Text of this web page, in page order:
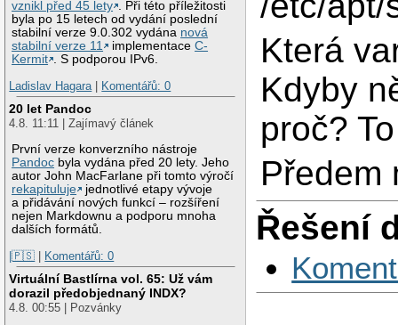
vznikl před 45 lety . Při této příležitosti
byla po 15 letech od vydání poslední
stabilní verze 9.0.302 vydána nová
stabilní verze 11
implementaceC-
Kermit . S podporou IPv6.
Ladislav Hagara | Komentářů: 0
20 let Pandoc
4.8. 11:11 | Zajímavý článek
První verze konverzního nástroje
Pandoc byla vydána před 20 lety. Jeho
autor John MacFarlane při tomto výročí
rekapituluje
jednotlivé etapy vývoje
a přidávání nových funkcí – rozšíření
nejen Markdownu a podporu mnoha
dalších formátů.
|🇵🇸 | Komentářů: 0
Virtuální Bastlírna vol. 65: Už vám
dorazil předobjednaný INDX?
4.8. 00:55 | Pozvánky
Která
Kdyby
proč?
Předem
Řešení